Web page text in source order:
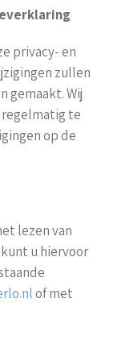
privacy- en
zullen
gemaakt. Wij
regelmatig te
op de
lezen van
u hiervoor
of met